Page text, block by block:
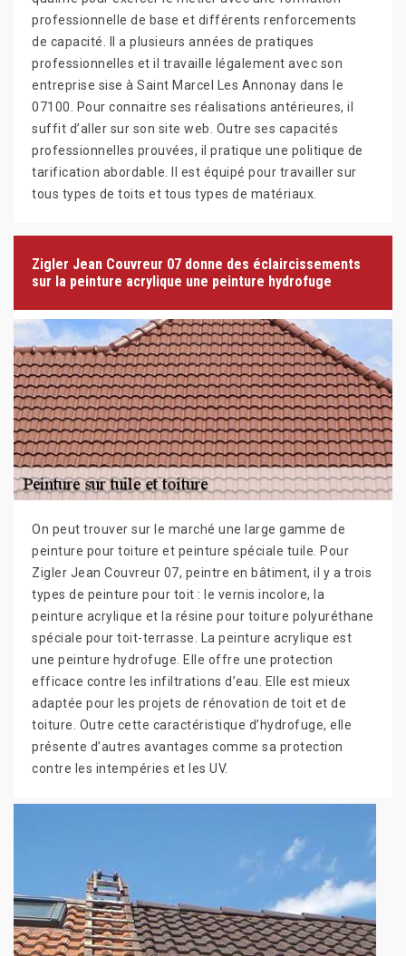
professionnelle de base et différents renforcements
de capacité. Il a plusieurs années de pratiques
professionnelles et il travaille légalement avec son
entreprise sise à Saint Marcel Les Annonay dans le
07100. Pour connaitre ses réalisations antérieures, il
suffit d’aller sur son site web. Outre ses capacités
professionnelles prouvées, il pratique une politique de
tarification abordable. Il est équipé pour travailler sur
tous types de toits et tous types de matériaux.
Zigler Jean Couvreur 07 donne des éclaircissements
sur la peinture acrylique une peinture hydrofuge
On peut trouver sur le marché une large gamme de
peinture pour toiture et peinture spéciale tuile. Pour
Zigler Jean Couvreur 07, peintre en bâtiment, il y a trois
types de peinture pour toit : le vernis incolore, la
peinture acrylique et la résine pour toiture polyuréthane
spéciale pour toit-terrasse. La peinture acrylique est
une peinture hydrofuge. Elle offre une protection
efficace contre les infiltrations d’eau. Elle est mieux
adaptée pour les projets de rénovation de toit et de
toiture. Outre cette caractéristique d’hydrofuge, elle
présente d’autres avantages comme sa protection
contre les intempéries et les UV.